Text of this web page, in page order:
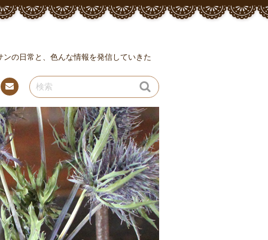
の日常と、色んな情報を発信していきた
先